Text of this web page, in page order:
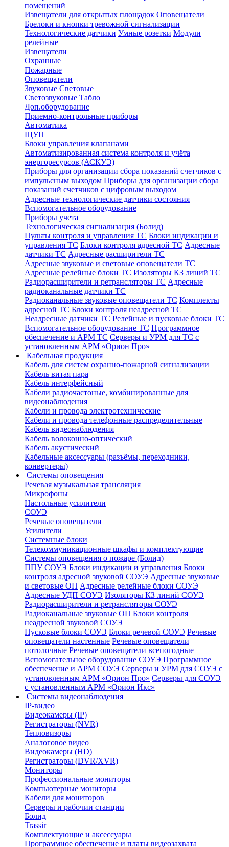
помещений
Извещатели для открытых площадок Оповещатели
Брелоки и кнопки тревожной сигнализации
Технологические датчики Умные розетки Модули
релейные
Извещатели
Охранные
Пожарные
Оповещатели
Звуковые Световые
Светозвуковые Табло
Доп.оборудование
Приемно-контрольные приборы
Автоматика
ЩУП
Блоки управления клапанами
Автоматизированная система контроля и учёта
энергоресурсов (АСКУЭ)
Приборы для организации сбора показаний счетчиков с
импульсным выходом Приборы для организации сбора
показаний счетчиков с цифровым выходом
Адресные технологические датчики состояния
Вспомогательное оборудование
Приборы учета
Технологическая сигнализация (Болид)
Пульты контроля и управления ТС Блоки индикации и
управления ТС Блоки контроля адресной ТС Адресные
датчики ТС Адресные расширители ТС
Адресные звуковые и световые оповещатели ТС
Адресные релейные блоки ТС Изоляторы КЗ линий ТС
Радиорасширители и ретрансляторы ТС Адресные
радиоканальные датчики ТС
Радиоканальные звуковые оповещатели ТС Комплекты
адресной ТС Блоки контроля неадресной ТС
Неадресные датчики ТС Релейные и пусковые блоки ТС
Вспомогательное оборудование ТС Программное
обеспечение и АРМ ТС Серверы и УРМ для ТС с
установленным АРМ «Орион Про»
Кабельная продукция
Кабель для систем охранно-пожарной сигнализации
Кабель витая пара
Кабель интерфейсный
Кабели радиочастоные, комбинированные для
видеонаблюдения
Кабели и провода электротехнические
Кабели и провода телефонные распределительные
Кабель видеонаблюдения
Кабель волоконно-оптический
Кабель акустический
Кабельные аксессуары (разъёмы, переходники,
конвертеры)
Системы оповещения
Речевая музыкальная трансляция
Микрофоны
Настольные усилители
СОУЭ
Речевые оповещатели
Усилители
Системные блоки
Телекоммуникационные шкафы и комплектующие
Системы оповещения о пожаре (Болид)
ППУ СОУЭ Блоки индикации и управления Блоки
контроля адресной звуковой СОУЭ Адресные звуковые
и световые ОП Адресные релейные блоки СОУЭ
Адресные УДП СОУЭ Изоляторы КЗ линий СОУЭ
Радиорасширители и ретрансляторы СОУЭ
Радиоканальные звуковые ОП Блоки контроля
неадресной звуковой СОУЭ
Пусковые блоки СОУЭ Блоки речевой СОУЭ Речевые
оповещатели настенные Речевые оповещатели
потолочные Речевые оповещатели всепогодные
Вспомогательное оборудование СОУЭ Программное
обеспечение и АРМ СОУЭ Серверы и УРМ для СОУЭ с
установленным АРМ «Орион Про» Серверы для СОУЭ
с установленным АРМ «Орион Икс»
Системы видеонаблюдения
IP-видео
Видеокамеры (IP)
Регистраторы (NVR)
Тепловизоры
Аналоговое видео
Видеокамеры (HD)
Регистраторы (DVR/XVR)
Мониторы
Профессиональные мониторы
Компьютерные мониторы
Кабели для мониторов
Серверы и рабочии станции
Болид
Trassir
Комплектующие и аксессуары
Программное обеспечение и платы видеозахвата